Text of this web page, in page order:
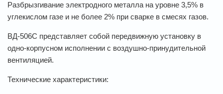
Разбрызгивание электродного металла на уровне 3,5% в
углекислом газе и не более 2% при сварке в смесях газов.
ВД-506C представляет собой передвижную установку в
одно-корпусном исполнении с воздушно-принудительной
вентиляцией.
Технические характеристики: